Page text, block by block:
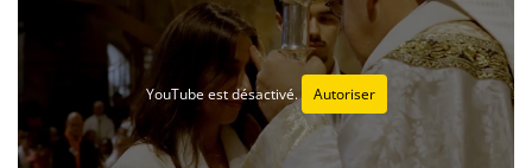
YouTube est désactivé. Autoriser